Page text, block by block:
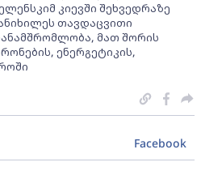
კიევში შეხვედრაზე
თავდაცვითი
მათ შორის
ენერგეტიკის,
Facebook